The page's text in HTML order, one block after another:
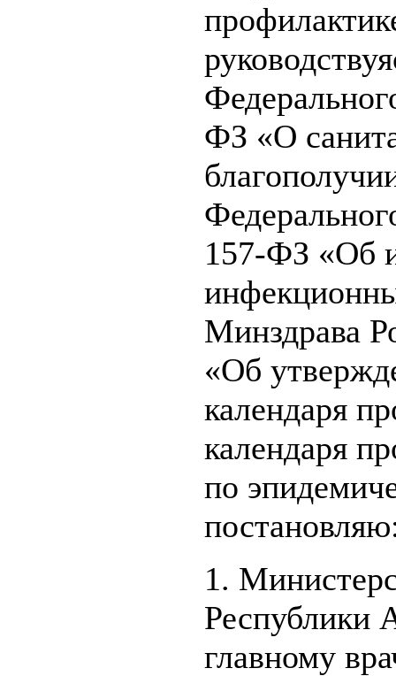
ФЗ «О
157-ФЗ «Об
Минздрава
«Об
календаря
календаря
по
1.
Республики
главному